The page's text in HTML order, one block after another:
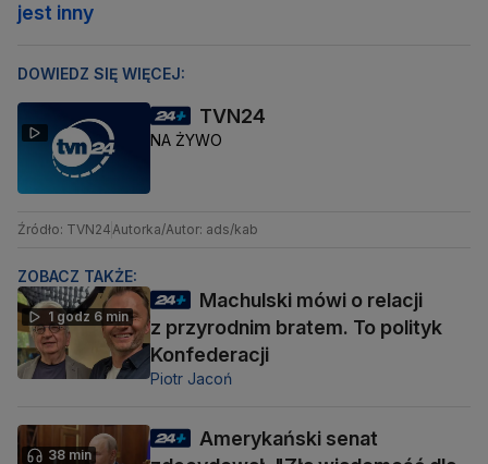
jest inny
DOWIEDZ SIĘ WIĘCEJ:
TVN24
NA ŻYWO
Źródło: TVN24Autorka/Autor: ads/kab
ZOBACZ TAKŻE:
1 godz 6 min
Machulski mówi o relacji
z przyrodnim bratem. To polityk
Konfederacji
Piotr Jacoń
38 min
Amerykański senat